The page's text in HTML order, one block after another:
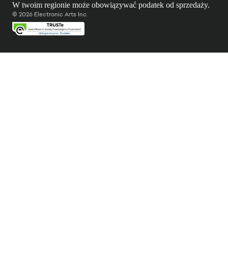
W twoim regionie może obowiązywać podatek od sprzedaży.
© 2026 Electronic Arts Inc.